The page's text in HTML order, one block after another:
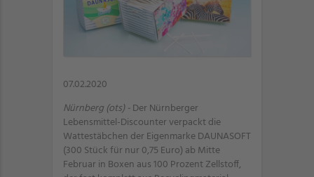
07.02.2020
Nürnberg (ots) -Der Nürnberger
Lebensmittel-Discounter verpackt die
Wattestäbchen der Eigenmarke DAUNASOFT
(300 Stück für nur 0,75 Euro) ab Mitte
Februar in Boxen aus 100 Prozent Zellstoff,